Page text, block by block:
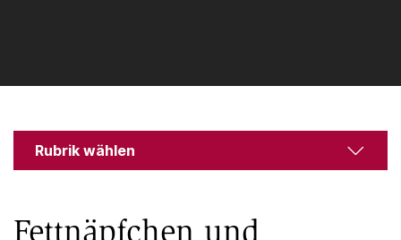
Rubrik wählen
Fettnäpfchen und